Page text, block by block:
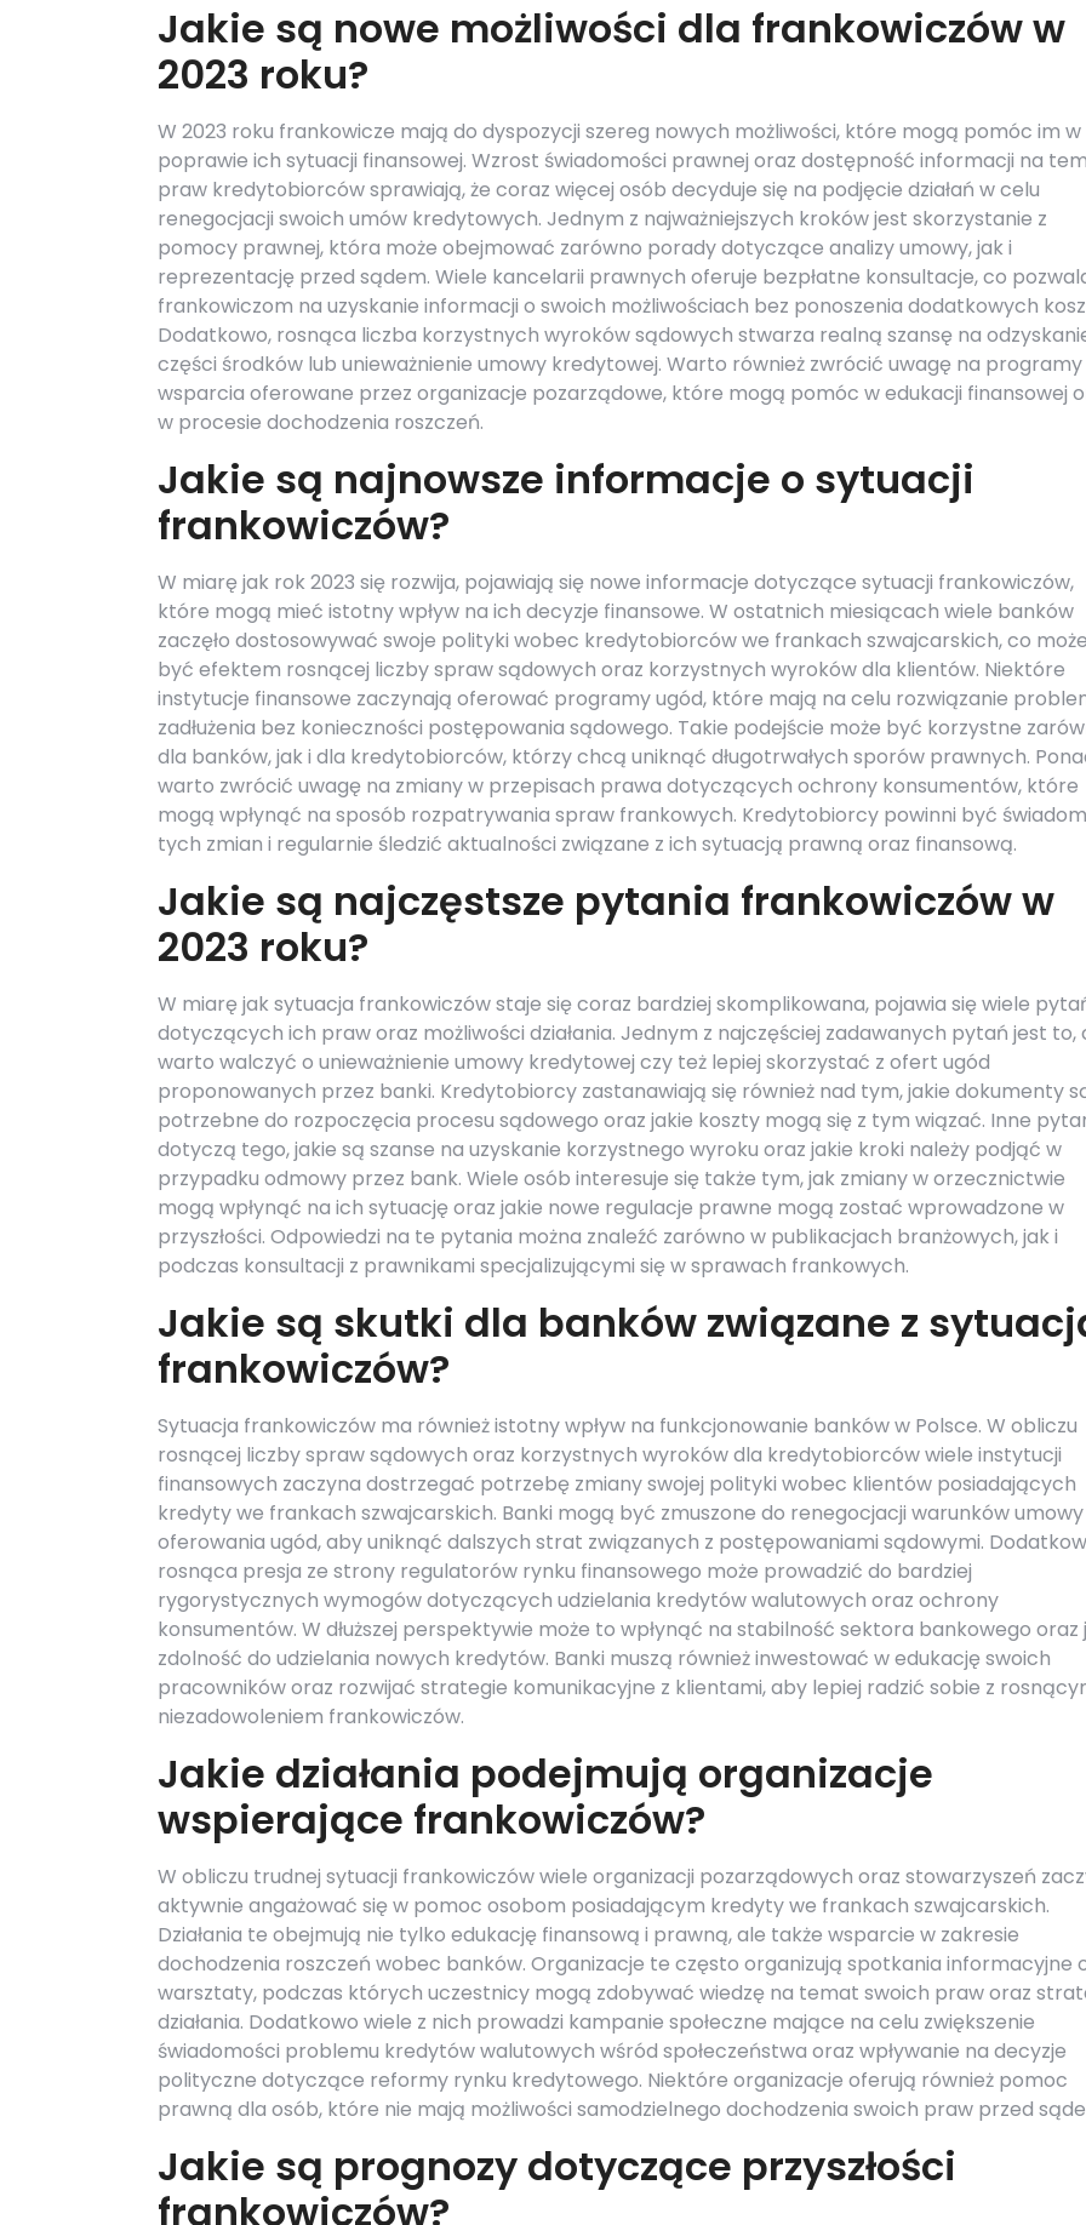
Jakie są nowe możliwości dla frankowiczów w
2023 roku?
W 2023 roku frankowicze mają do dyspozycji szereg nowych możliwości, które mogą pomóc im w
poprawie ich sytuacji finansowej. Wzrost świadomości prawnej oraz dostępność informacji na
praw kredytobiorców sprawiają, że coraz więcej osób decyduje się na podjęcie działań w celu
renegocjacji swoich umów kredytowych. Jednym z najważniejszych kroków jest skorzystanie z
pomocy prawnej, która może obejmować zarówno porady dotyczące analizy umowy, jak i
reprezentację przed sądem. Wiele kancelarii prawnych oferuje bezpłatne konsultacje, co
frankowiczom na uzyskanie informacji o swoich możliwościach bez ponoszenia dodatkowych
Dodatkowo, rosnąca liczba korzystnych wyroków sądowych stwarza realną szansę na
części środków lub unieważnienie umowy kredytowej. Warto również zwrócić uwagę na programy
wsparcia oferowane przez organizacje pozarządowe, które mogą pomóc w edukacji finansowej
w procesie dochodzenia roszczeń.
Jakie są najnowsze informacje o sytuacji
frankowiczów?
W miarę jak rok 2023 się rozwija, pojawiają się nowe informacje dotyczące sytuacji frankowiczów,
które mogą mieć istotny wpływ na ich decyzje finansowe. W ostatnich miesiącach wiele banków
zaczęło dostosowywać swoje polityki wobec kredytobiorców we frankach szwajcarskich, co może
być efektem rosnącej liczby spraw sądowych oraz korzystnych wyroków dla klientów. Niektóre
instytucje finansowe zaczynają oferować programy ugód, które mają na celu rozwiązanie
zadłużenia bez konieczności postępowania sądowego. Takie podejście może być korzystne
dla banków, jak i dla kredytobiorców, którzy chcą uniknąć długotrwałych sporów prawnych.
warto zwrócić uwagę na zmiany w przepisach prawa dotyczących ochrony konsumentów, które
mogą wpłynąć na sposób rozpatrywania spraw frankowych. Kredytobiorcy powinni być
tych zmian i regularnie śledzić aktualności związane z ich sytuacją prawną oraz finansową.
Jakie są najczęstsze pytania frankowiczów w
2023 roku?
W miarę jak sytuacja frankowiczów staje się coraz bardziej skomplikowana, pojawia się wiele
dotyczących ich praw oraz możliwości działania. Jednym z najczęściej zadawanych pytań jest to,
warto walczyć o unieważnienie umowy kredytowej czy też lepiej skorzystać z ofert ugód
proponowanych przez banki. Kredytobiorcy zastanawiają się również nad tym, jakie dokumenty
potrzebne do rozpoczęcia procesu sądowego oraz jakie koszty mogą się z tym wiązać. Inne
dotyczą tego, jakie są szanse na uzyskanie korzystnego wyroku oraz jakie kroki należy podjąć w
przypadku odmowy przez bank. Wiele osób interesuje się także tym, jak zmiany w orzecznictwie
mogą wpłynąć na ich sytuację oraz jakie nowe regulacje prawne mogą zostać wprowadzone w
przyszłości. Odpowiedzi na te pytania można znaleźć zarówno w publikacjach branżowych, jak i
podczas konsultacji z prawnikami specjalizującymi się w sprawach frankowych.
Jakie są skutki dla banków związane z
frankowiczów?
Sytuacja frankowiczów ma również istotny wpływ na funkcjonowanie banków w Polsce. W obliczu
rosnącej liczby spraw sądowych oraz korzystnych wyroków dla kredytobiorców wiele instytucji
finansowych zaczyna dostrzegać potrzebę zmiany swojej polityki wobec klientów posiadających
kredyty we frankach szwajcarskich. Banki mogą być zmuszone do renegocjacji warunków
oferowania ugód, aby uniknąć dalszych strat związanych z postępowaniami sądowymi.
rosnąca presja ze strony regulatorów rynku finansowego może prowadzić do bardziej
rygorystycznych wymogów dotyczących udzielania kredytów walutowych oraz ochrony
konsumentów. W dłuższej perspektywie może to wpłynąć na stabilność sektora bankowego oraz
zdolność do udzielania nowych kredytów. Banki muszą również inwestować w edukację swoich
pracowników oraz rozwijać strategie komunikacyjne z klientami, aby lepiej radzić sobie z
niezadowoleniem frankowiczów.
Jakie działania podejmują organizacje
wspierające frankowiczów?
W obliczu trudnej sytuacji frankowiczów wiele organizacji pozarządowych oraz stowarzyszeń
aktywnie angażować się w pomoc osobom posiadającym kredyty we frankach szwajcarskich.
Działania te obejmują nie tylko edukację finansową i prawną, ale także wsparcie w zakresie
dochodzenia roszczeń wobec banków. Organizacje te często organizują spotkania informacyjne
warsztaty, podczas których uczestnicy mogą zdobywać wiedzę na temat swoich praw oraz
działania. Dodatkowo wiele z nich prowadzi kampanie społeczne mające na celu zwiększenie
świadomości problemu kredytów walutowych wśród społeczeństwa oraz wpływanie na decyzje
polityczne dotyczące reformy rynku kredytowego. Niektóre organizacje oferują również pomoc
prawną dla osób, które nie mają możliwości samodzielnego dochodzenia swoich praw przed
Jakie są prognozy dotyczące przyszłości
frankowiczów?